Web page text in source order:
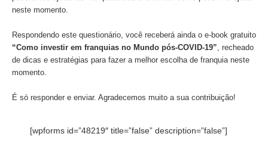
neste momento.
Respondendo este questionário, você receberá ainda o e-book gratuito
“Como investir em franquias no Mundo pós-COVID-19” , recheado
de dicas e estratégias para fazer a melhor escolha de franquia neste
momento.
É só responder e enviar. Agradecemos muito a sua contribuição!
[wpforms id=”48219″ title=”false” description=”false”]